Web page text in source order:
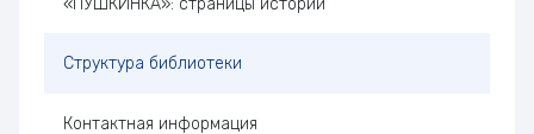
Структура библиотеки
Контактная информация